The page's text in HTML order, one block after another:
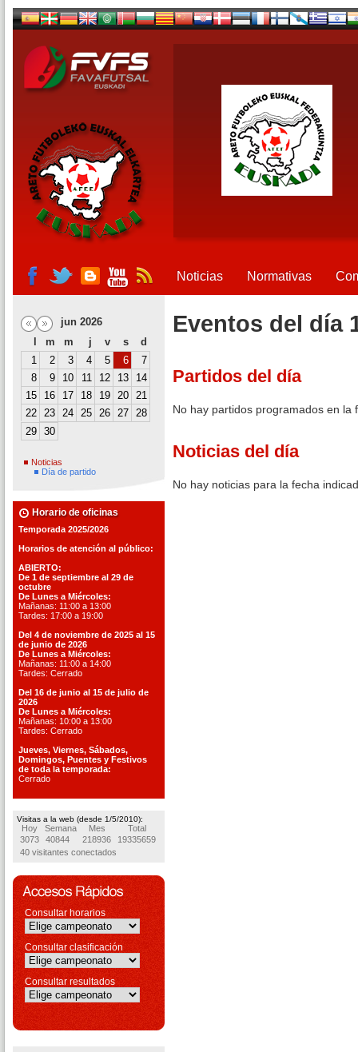
Noticias Normativas
jun 2026
m m j v s
d
1
2 3 4 5 6
7
8
9 10 11 12 13
14
15
16 17 18 19 20 21
22 23 24 25 26 27 28
29 30
Noticias
Día de partido
Horario de oficinas
Temporada 2025/2026
Horarios de atención al público:
ABIERTO:
De 1 de septiembre al 29 de
octubre
De Lunes a Miércoles:
Mañanas: 11:00 a 13:00
Tardes: 17:00 a 19:00
Del 4 de noviembre de 2025 al 15
de junio de 2026
De Lunes a Miércoles:
Mañanas: 11:00 a 14:00
Tardes: Cerrado
Del 16 de junio al 15 de julio de
2026
De Lunes a Miércoles:
Mañanas: 10:00 a 13:00
Tardes: Cerrado
Jueves, Viernes, Sábados,
Domingos, Puentes y Festivos
de toda la temporada:
Cerrado
Visitas a la web (desde 1/5/2010):
Hoy Semana Mes
Total
3073
40844 218936
19335659
40 visitantes conectados
Consultar horarios
Consultar clasificación
Consultar resultados
Eventos del día
Partidos del día
No hay partidos programados en la
Noticias del día
No hay noticias para la fecha